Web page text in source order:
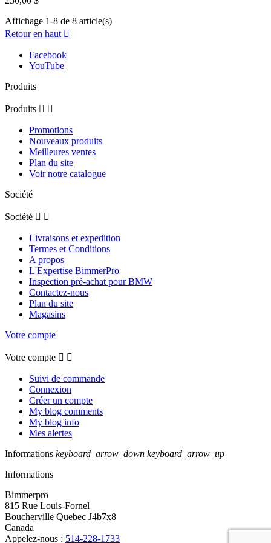
Affichage 1-8 de 8 article(s)
Retour en haut 
Facebook
YouTube
Produits
Produits  
Promotions
Nouveaux produits
Meilleures ventes
Plan du site
Voir notre catalogue
Société
Société  
Livraisons et expedition
Termes et Conditions
A propos
L'Expertise BimmerPro
Inspection pré-achat pour BMW
Contactez-nous
Plan du site
Magasins
Votre compte
Votre compte  
Suivi de commande
Connexion
Créer un compte
My blog comments
My blog info
Mes alertes
Informations keyboard_arrow_down keyboard_arrow_up
Informations
Bimmerpro
815 Rue Louis-Fornel
Boucherville Quebec J4b7x8
Canada
Appelez-nous : 514-228-1733